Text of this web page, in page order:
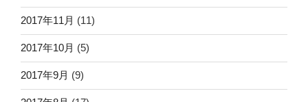
2017年11月 (11)
2017年10月 (5)
2017年9月 (9)